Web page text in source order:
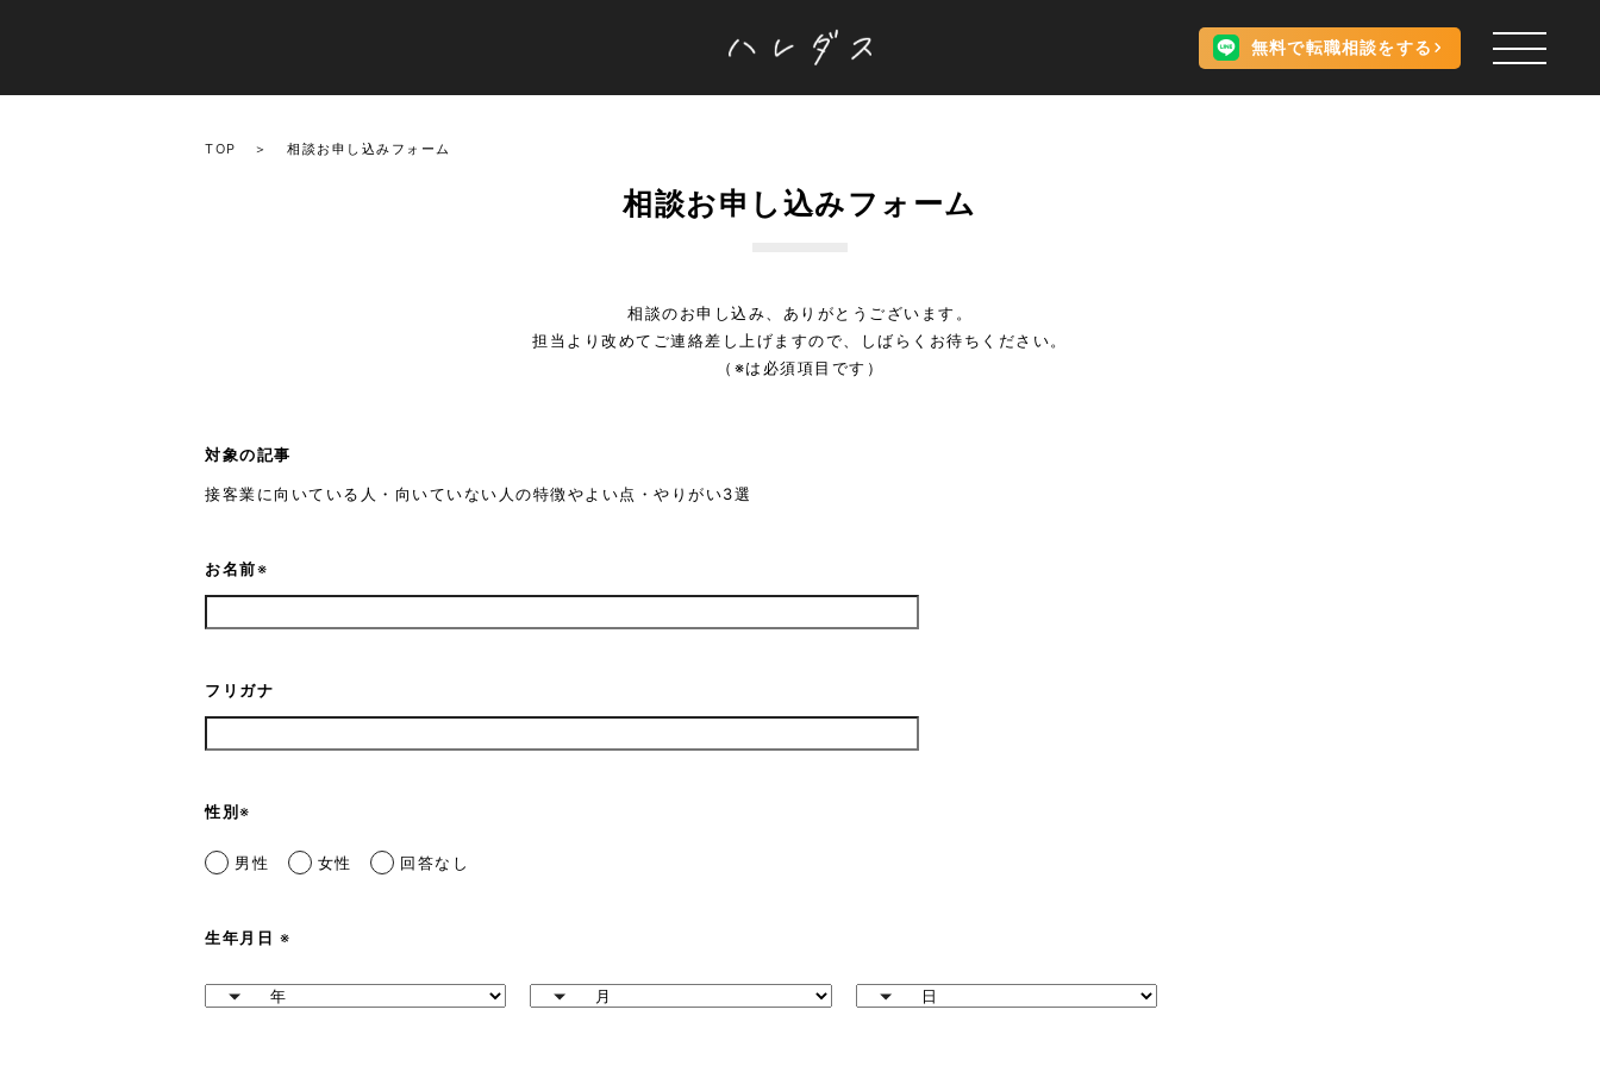
無料で転職相談をする
TOP 相談お申し込みフォーム
相談お申し込みフォーム
相談のお申し込み、ありがとうございます。
担当より改めてご連絡差し上げますので、しばらくお待ちください。
（※は必須項目です）
対象の記事
接客業に向いている人・向いていない人の特徴やよい点・やりがい3選
お名前※
フリガナ
性別 ※
男性 女性 回答なし
生年月日 ※